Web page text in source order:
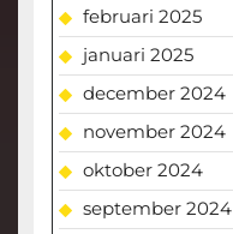
februari 2025
januari 2025
december 2024
november 2024
oktober 2024
september 2024